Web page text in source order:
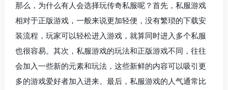
那么，为什么有人会选择玩传奇私服呢？首先，私服游戏
相对于正版游戏，一般来说更加轻便，没有繁琐的下载安
装流程，玩家可以轻松进入游戏，就算同时进入多个私服
也很容易。其次，私服游戏的玩法和正版游戏不同，往往
会加入一些新的元素和玩法，这些新鲜的内容可以吸引更
多的游戏爱好者加入进来。最后，私服游戏的人气通常比